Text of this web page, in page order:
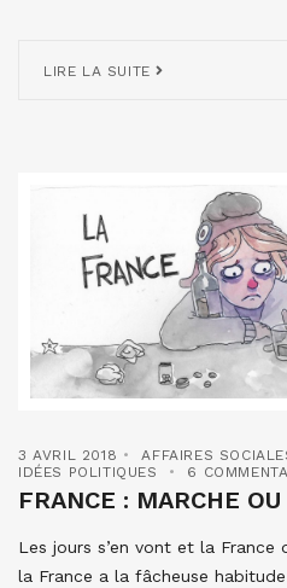
LIRE LA SUITE
3 AVRIL 2018 AFFAIRES
IDÉES POLITIQUES
6
FRANCE : MARCHE OU
Les jours s’en vont et la France
la France a la fâcheuse